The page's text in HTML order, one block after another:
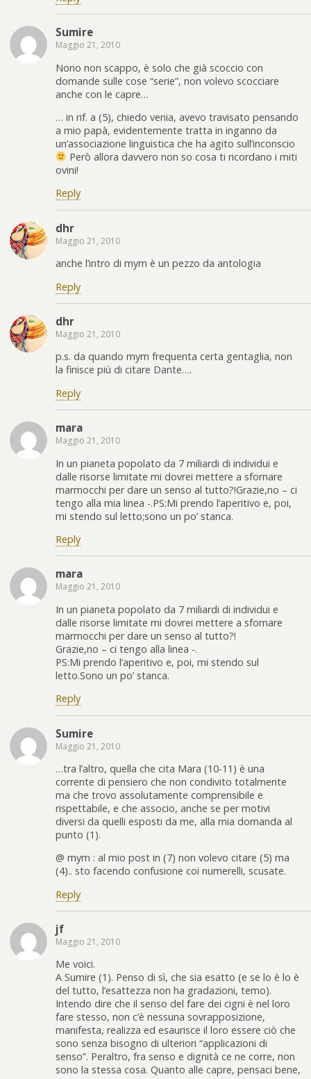
Sumire
Maggio 21, 2010
Nono non scappo, è solo che già scoccio con
domande sulle cose “serie”, non volevo scocciare
anche con le capre…
… in rif. a (5), chiedo venia, avevo travisato pensando
a mio papà, evidentemente tratta in inganno da
un’associazione linguistica che ha agito sull’inconscio
Però allora davvero non so cosa ti ricordano i miti
ovini!
Reply
dhr
Maggio 21, 2010
anche l’intro di mym è un pezzo da antologia
Reply
dhr
Maggio 21, 2010
p.s. da quando mym frequenta certa gentaglia, non
la finisce più di citare Dante….
Reply
mara
Maggio 21, 2010
In un pianeta popolato da 7 miliardi di individui e
dalle risorse limitate mi dovrei mettere a sfornare
marmocchi per dare un senso al tutto?!Grazie,no – ci
tengo alla mia linea -.PS:Mi prendo l’aperitivo e, poi,
mi stendo sul letto;sono un po’ stanca.
Reply
mara
Maggio 21, 2010
In un pianeta popolato da 7 miliardi di individui e
dalle risorse limitate mi dovrei mettere a sfornare
marmocchi per dare un senso al tutto?!
Grazie,no – ci tengo alla linea -.
PS:Mi prendo l’aperitivo e, poi, mi stendo sul
letto.Sono un po’ stanca.
Reply
Sumire
Maggio 21, 2010
…tra l’altro, quella che cita Mara (10-11) è una
corrente di pensiero che non condivito totalmente
ma che trovo assolutamente comprensibile e
rispettabile, e che associo, anche se per motivi
diversi da quelli esposti da me, alla mia domanda al
punto (1).
@ mym : al mio post in (7) non volevo citare (5) ma
(4).. sto facendo confusione coi numerelli, scusate.
Reply
jf
Maggio 21, 2010
Me voici.
A Sumire (1). Penso di sì, che sia esatto (e se lo è lo è
del tutto, l’esattezza non ha gradazioni, temo).
Intendo dire che il senso del fare dei cigni è nel loro
fare stesso, non c’è nessuna sovrapposizione,
manifesta, realizza ed esaurisce il loro essere ciò che
sono senza bisogno di ulteriori “applicazioni di
senso”. Peraltro, fra senso e dignità ce ne corre, non
sono la stessa cosa. Quanto alle capre, pensaci bene,